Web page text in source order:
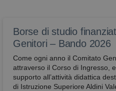
Borse di studio
Genitori – Bando 2026
Come ogni anno il Comitato
attraverso il Corso di Ingresso,
supporto all’attività didattica
di Istruzione Superiore Aldini